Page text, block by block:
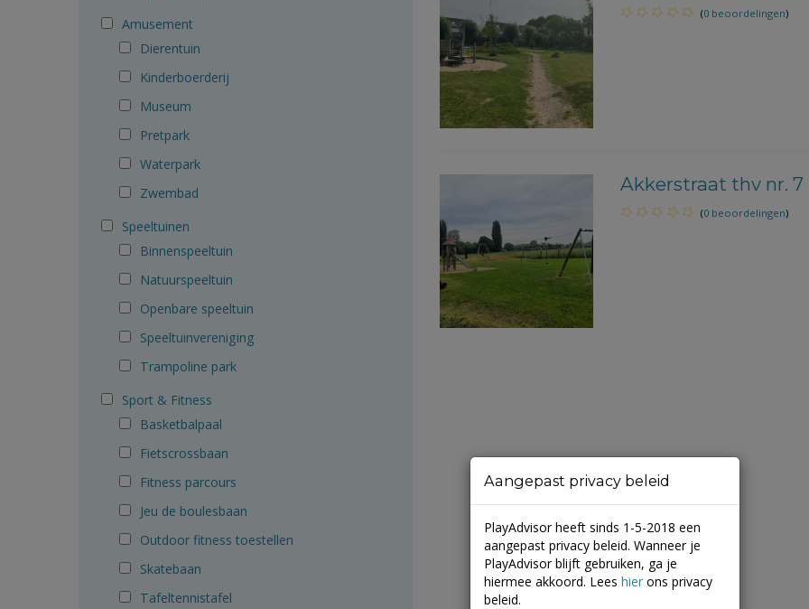
Amusement
Dierentuin
Kinderboerderij
Museum
Pretpark
Waterpark
Zwembad
Speeltuinen
Binnenspeeltuin
Natuurspeeltuin
Openbare speeltuin
Speeltuinvereniging
Trampoline park
Sport & Fitness
Basketbalpaal
Fietscrossbaan
Fitness parcours
Jeu de boulesbaan
Outdoor fitness toestellen
Skatebaan
Tafeltennistafel
(0 beoordelingen)
Akkerstraat thv nr. 7
(0 beoordelingen)
Aangepast privacy beleid
PlayAdvisor heeft sinds 1-5-2018 een
aangepast privacy beleid. Wanneer je
PlayAdvisor blijft gebruiken, ga je
hiermee akkoord. Lees hier ons privacy
beleid.